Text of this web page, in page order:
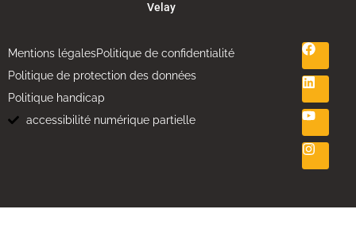
Velay
Mentions légalesPolitique de confidentialité
Politique de protection des données
Politique handicap
accessibilité numérique partielle